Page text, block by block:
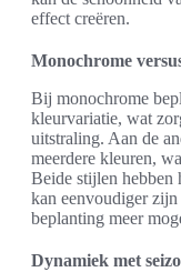
effect creëren.
Monochrome
Bij monochrome
kleurvariatie, wat
uitstraling. Aan de
meerdere kleuren,
Beide stijlen hebben
kan eenvoudiger
beplanting meer
Dynamiek met